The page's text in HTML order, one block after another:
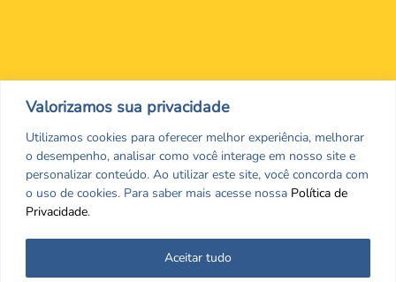
Valorizamos sua privacidade
Utilizamos cookies para oferecer melhor experiência, melhorar
o desempenho, analisar como você interage em nosso site e
personalizar conteúdo. Ao utilizar este site, você concorda com
o uso de cookies. Para saber mais acesse nossa Política de
Privacidade.
Aceitar tudo